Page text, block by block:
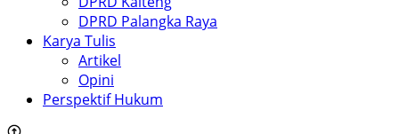
DPRD Palangka Raya
Karya Tulis
Artikel
Opini
Perspektif Hukum